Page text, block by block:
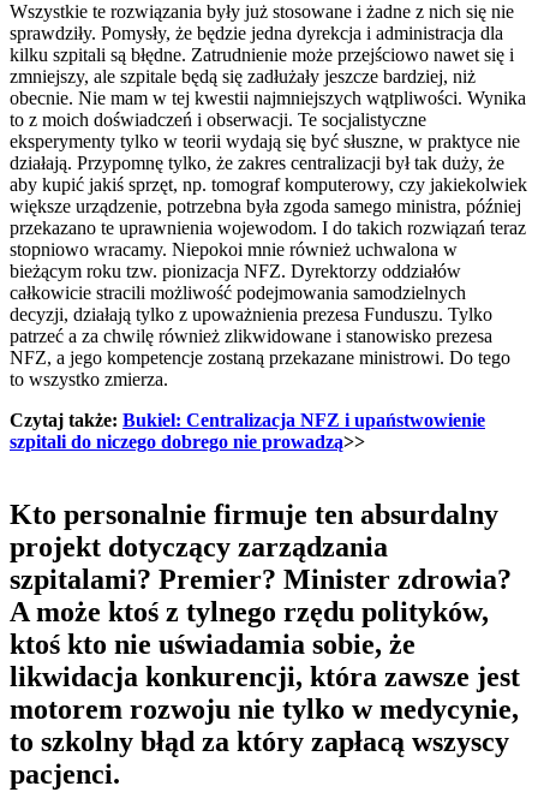
Wszystkie te rozwiązania były już stosowane i żadne z nich się nie
sprawdziły. Pomysły, że będzie jedna dyrekcja i administracja dla
kilku szpitali są błędne. Zatrudnienie może przejściowo nawet się i
zmniejszy, ale szpitale będą się zadłużały jeszcze bardziej, niż
obecnie. Nie mam w tej kwestii najmniejszych wątpliwości. Wynika
to z moich doświadczeń i obserwacji. Te socjalistyczne
eksperymenty tylko w teorii wydają się być słuszne, w praktyce nie
działają. Przypomnę tylko, że zakres centralizacji był tak duży, że
aby kupić jakiś sprzęt, np. tomograf komputerowy, czy jakiekolwiek
większe urządzenie, potrzebna była zgoda samego ministra, później
przekazano te uprawnienia wojewodom. I do takich rozwiązań teraz
stopniowo wracamy. Niepokoi mnie również uchwalona w
bieżącym roku tzw. pionizacja NFZ. Dyrektorzy oddziałów
całkowicie stracili możliwość podejmowania samodzielnych
decyzji, działają tylko z upoważnienia prezesa Funduszu. Tylko
patrzeć a za chwilę również zlikwidowane i stanowisko prezesa
NFZ, a jego kompetencje zostaną przekazane ministrowi. Do tego
to wszystko zmierza.
Czytaj także: Bukiel: Centralizacja NFZ i upaństwowienie
szpitali do niczego dobrego nie prowadzą>>
Kto personalnie firmuje ten absurdalny
projekt dotyczący zarządzania
szpitalami? Premier? Minister zdrowia?
A może ktoś z tylnego rzędu polityków,
ktoś kto nie uświadamia sobie, że
likwidacja konkurencji, która zawsze jest
motorem rozwoju nie tylko w medycynie,
to szkolny błąd za który zapłacą wszyscy
pacjenci.